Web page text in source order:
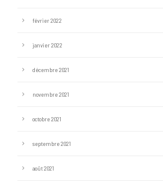
février 2022
janvier 2022
décembre 2021
novembre 2021
octobre 2021
septembre 2021
août 2021